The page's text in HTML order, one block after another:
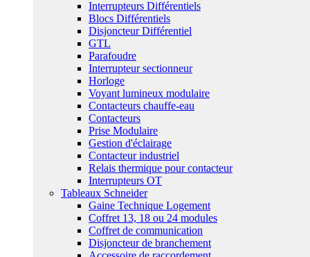
Interrupteurs Différentiels
Blocs Différentiels
Disjoncteur Différentiel
GTL
Parafoudre
Interrupteur sectionneur
Horloge
Voyant lumineux modulaire
Contacteurs chauffe-eau
Contacteurs
Prise Modulaire
Gestion d'éclairage
Contacteur industriel
Relais thermique pour contacteur
Interrupteurs OT
Tableaux Schneider
Gaine Technique Logement
Coffret 13, 18 ou 24 modules
Coffret de communication
Disjoncteur de branchement